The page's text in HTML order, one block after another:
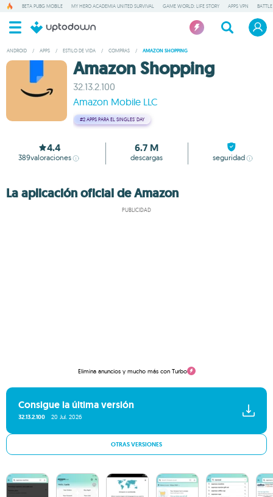
BETA PUBG MOBILE MY HERO ACADEMIA UNITED SURVIVAL GAME WORLD: LIFE STORY APPS VPN
ANDROID / APPS / ESTILO DE VIDA / COMPRAS / AMAZON SHOPPING
Amazon Shopping
32.13.2.100
Amazon Mobile LLC
#2 APPS PARA EL SINGLES' DAY
4.4
389valoraciones
6.7 M
descargas seguridad
La aplicación oficial de Amazon
PUBLICIDAD
Elimina anuncios y mucho más con Turbo
Consigue la última versión
32.13.2.100 20 Jul. 2026
OTRAS VERSIONES